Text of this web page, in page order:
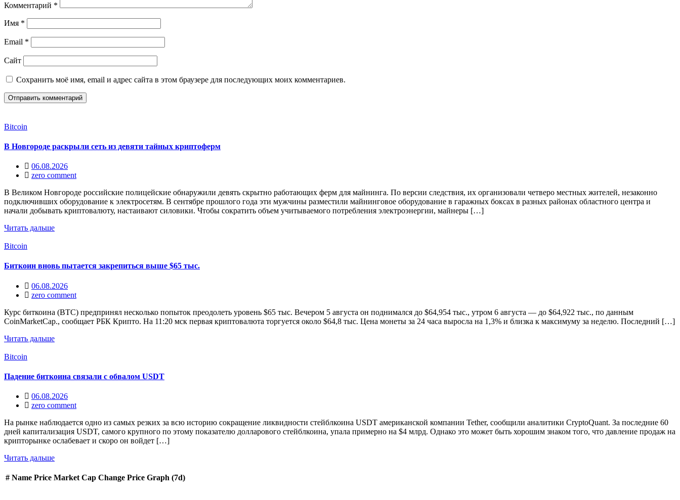
Комментарий *
Имя *
Email *
Сайт
Сохранить моё имя, email и адрес сайта в этом браузере для последующих моих комментариев.
Bitcoin
В Новгороде раскрыли сеть из девяти тайных криптоферм
06.08.2026
zero comment
В Великом Новгороде российские полицейские обнаружили девять скрытно работающих ферм для майнинга. По версии следствия, их организовали четверо местных жителей, незаконно
подключивших оборудование к электросетям. В сентябре прошлого года эти мужчины разместили майнинговое оборудование в гаражных боксах в разных районах областного центра и
начали добывать криптовалюту, настаивают силовики. Чтобы сократить объем учитываемого потребления электроэнергии, майнеры […]
Читать дальше
Bitcoin
Биткоин вновь пытается закрепиться выше $65 тыс.
06.08.2026
zero comment
Курс биткоина (BTC) предпринял несколько попыток преодолеть уровень $65 тыс. Вечером 5 августа он поднимался до $64,954 тыс., утром 6 августа — до $64,922 тыс., по данным
CoinMarketCap., сообщает РБК Крипто. На 11:20 мск первая криптовалюта торгуется около $64,8 тыс. Цена монеты за 24 часа выросла на 1,3% и близка к максимуму за неделю. Последний […]
Читать дальше
Bitcoin
Падение биткоина связали с обвалом USDT
06.08.2026
zero comment
На рынке наблюдается одно из самых резких за всю историю сокращение ликвидности стейблкоина USDT американской компании Tether, сообщили аналитики CryptoQuant. За последние 60
дней капитализация USDT, самого крупного по этому показателю долларового стейблкоина, упала примерно на $4 млрд. Однако это может быть хорошим знаком того, что давление продаж на
крипторынке ослабевает и скоро он войдет […]
Читать дальше
# Name Price Market Cap Change Price Graph (7d)